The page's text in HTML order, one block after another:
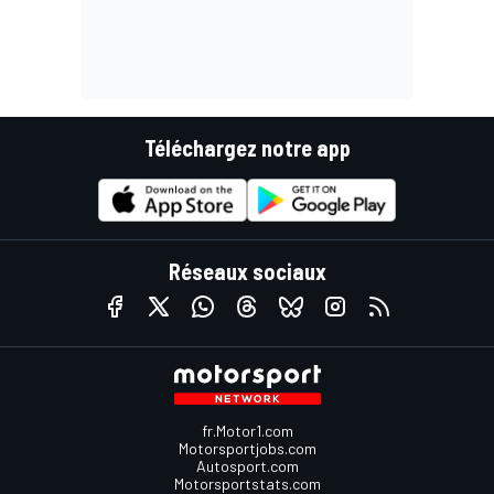
Téléchargez notre app
Réseaux sociaux
fr.Motor1.com
Motorsportjobs.com
Autosport.com
Motorsportstats.com